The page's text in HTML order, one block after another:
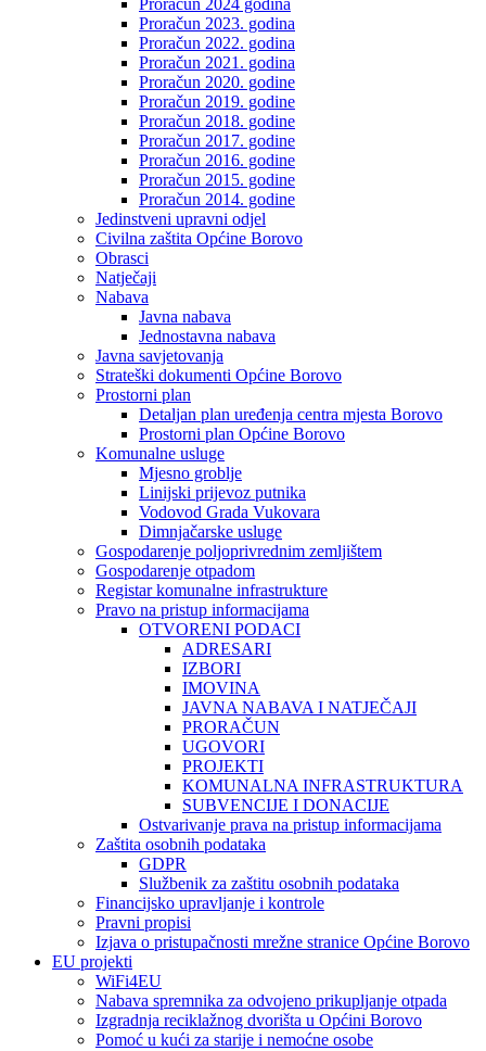
Proračun 2024 godina
Proračun 2023. godina
Proračun 2022. godina
Proračun 2021. godina
Proračun 2020. godine
Proračun 2019. godine
Proračun 2018. godine
Proračun 2017. godine
Proračun 2016. godine
Proračun 2015. godine
Proračun 2014. godine
Jedinstveni upravni odjel
Civilna zaštita Općine Borovo
Obrasci
Natječaji
Nabava
Javna nabava
Jednostavna nabava
Javna savjetovanja
Strateški dokumenti Općine Borovo
Prostorni plan
Detaljan plan uređenja centra mjesta Borovo
Prostorni plan Općine Borovo
Komunalne usluge
Mjesno groblje
Linijski prijevoz putnika
Vodovod Grada Vukovara
Dimnjačarske usluge
Gospodarenje poljoprivrednim zemljištem
Gospodarenje otpadom
Registar komunalne infrastrukture
Pravo na pristup informacijama
OTVORENI PODACI
ADRESARI
IZBORI
IMOVINA
JAVNA NABAVA I NATJEČAJI
PRORAČUN
UGOVORI
PROJEKTI
KOMUNALNA INFRASTRUKTURA
SUBVENCIJE I DONACIJE
Ostvarivanje prava na pristup informacijama
Zaštita osobnih podataka
GDPR
Službenik za zaštitu osobnih podataka
Financijsko upravljanje i kontrole
Pravni propisi
Izjava o pristupačnosti mrežne stranice Općine Borovo
EU projekti
WiFi4EU
Nabava spremnika za odvojeno prikupljanje otpada
Izgradnja reciklažnog dvorišta u Općini Borovo
Pomoć u kući za starije i nemoćne osobe